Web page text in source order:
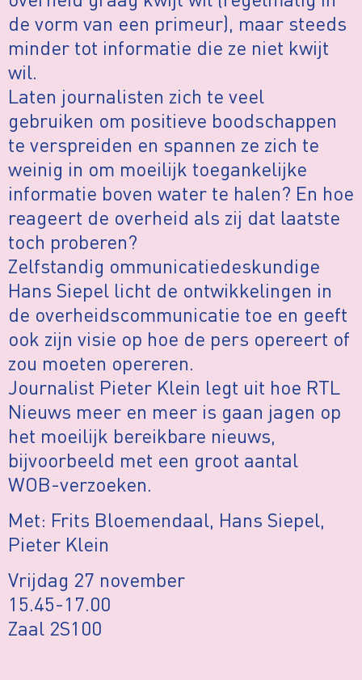
de vorm van een primeur), maar steeds
minder tot informatie die ze niet kwijt
wil.
Laten journalisten zich te veel
gebruiken om positieve boodschappen
te verspreiden en spannen ze zich te
weinig in om moeilijk toegankelijke
informatie boven water te halen? En hoe
reageert de overheid als zij dat laatste
toch proberen?
Zelfstandig ommunicatiedeskundige
Hans Siepel licht de ontwikkelingen in
de overheidscommunicatie toe en geeft
ook zijn visie op hoe de pers opereert of
zou moeten opereren.
Journalist Pieter Klein legt uit hoe RTL
Nieuws meer en meer is gaan jagen op
het moeilijk bereikbare nieuws,
bijvoorbeeld met een groot aantal
WOB-verzoeken.
Met: Frits Bloemendaal, Hans Siepel,
Pieter Klein
Vrijdag 27 november
15.45-17.00
Zaal 2S100